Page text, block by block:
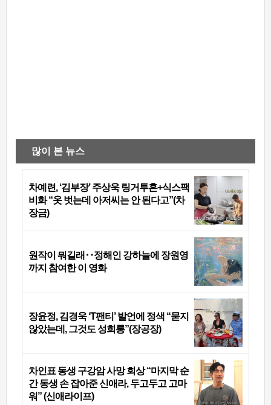
많이 본 뉴스
차예련, ‘김부장’ 주상욱 링거투혼+식스팩
비화 “옷 벗는데 아저씨는 안 된다고”(차
장금)
원작이 뭐길래‥정해인 강하늘에 장원영
까지 참여한 이 영화
장윤정, 김경욱 ‘T팬티’ 발언에 정색 “묻지
않았는데, 그것도 성희롱”(장공장)
차인표 동생 구강암 사망 회상 “마지막 순
간 동생 손 잡아준 신애라, 두고두고 고마
워” (신애라이프)